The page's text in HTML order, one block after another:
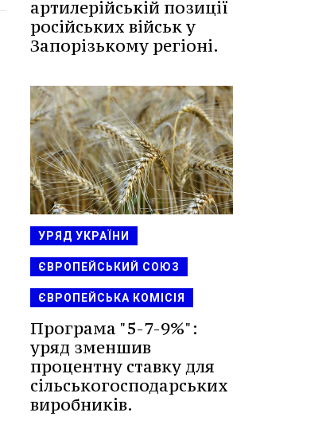
артилерійській позиції
російських військ у
Запорізькому регіоні.
УРЯД УКРАЇНИ
ЄВРОПЕЙСЬКИЙ СОЮЗ
ЄВРОПЕЙСЬКА КОМІСІЯ
Програма "5-7-9%":
уряд зменшив
процентну ставку для
сільськогосподарських
виробників.